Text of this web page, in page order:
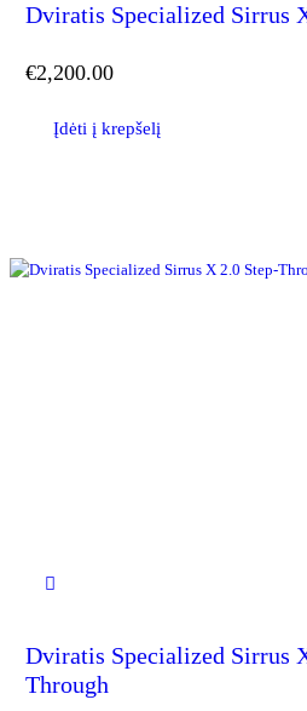
Dviratis Specialized Sirrus
€2,200.00
Įdėti į krepšelį
Dviratis Specialized Sirrus
Through